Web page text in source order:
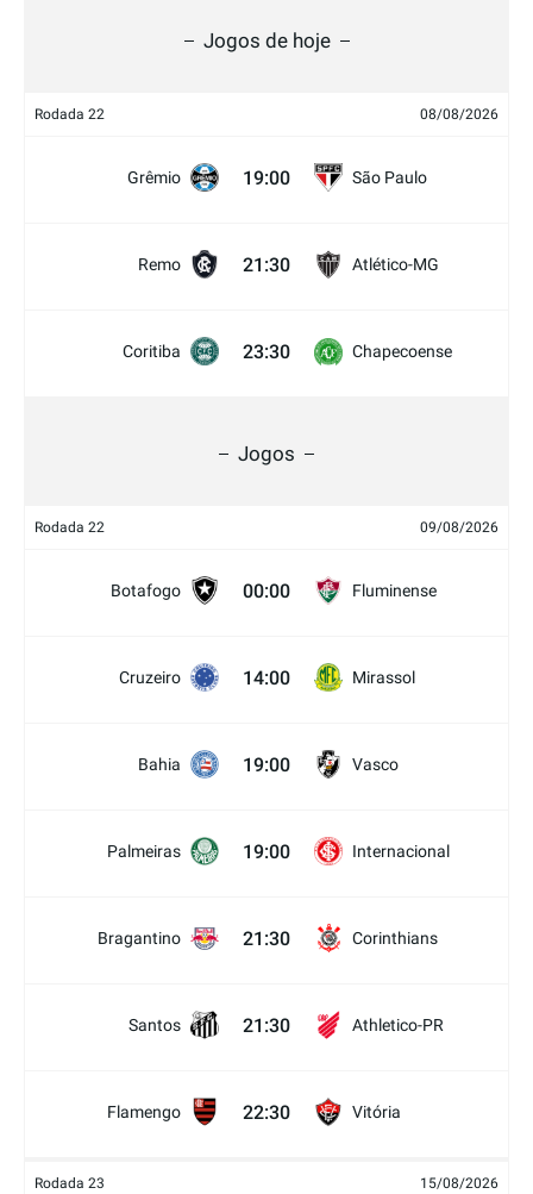
Jogos de hoje
Rodada 22 08/08/2026
Grêmio 19:00 São Paulo
Remo 21:30 Atlético-MG
Coritiba 23:30 Chapecoense
Jogos
Rodada 22 09/08/2026
Botafogo 00:00 Fluminense
Cruzeiro 14:00 Mirassol
Bahia 19:00 Vasco
Palmeiras 19:00 Internacional
Bragantino 21:30 Corinthians
Santos 21:30 Athletico-PR
Flamengo 22:30 Vitória
Rodada 23 15/08/2026